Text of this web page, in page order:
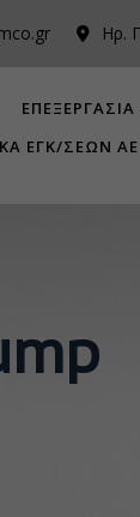
Ηρ.
ΕΓΚ/ΣΕΩΝ